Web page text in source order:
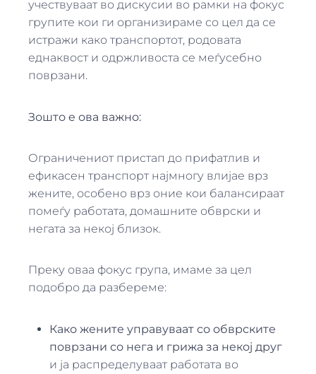
учествуваат во дискусии во рамки на фокус
групите кои ги организираме со цел да се
истражи како транспортот, родовата
еднаквост и одржливоста се меѓусебно
поврзани.
Зошто e ова важно:
Ограничениот пристап до прифатлив и
ефикасен транспорт најмногу влијае врз
жените, особено врз оние кои балансираат
помеѓу работата, домашните обврски и
негата за некој близок.
Преку оваа фокус група, имаме за цел
подобро да разбереме:
Како жените управуваат со обврските
поврзани со нега и грижа за некој друг
и ја распределуваат работата во